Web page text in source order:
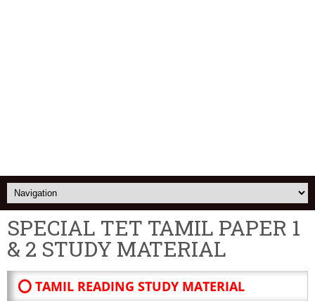
SPECIAL TET TAMIL PAPER 1
& 2 STUDY MATERIAL
⭕ TAMIL READING STUDY MATERIAL